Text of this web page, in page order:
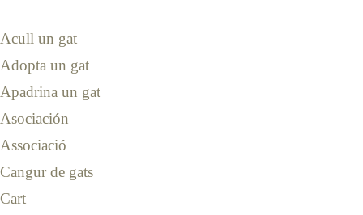
Acull un gat
Adopta un gat
Apadrina un gat
Asociación
Associació
Cangur de gats
Cart